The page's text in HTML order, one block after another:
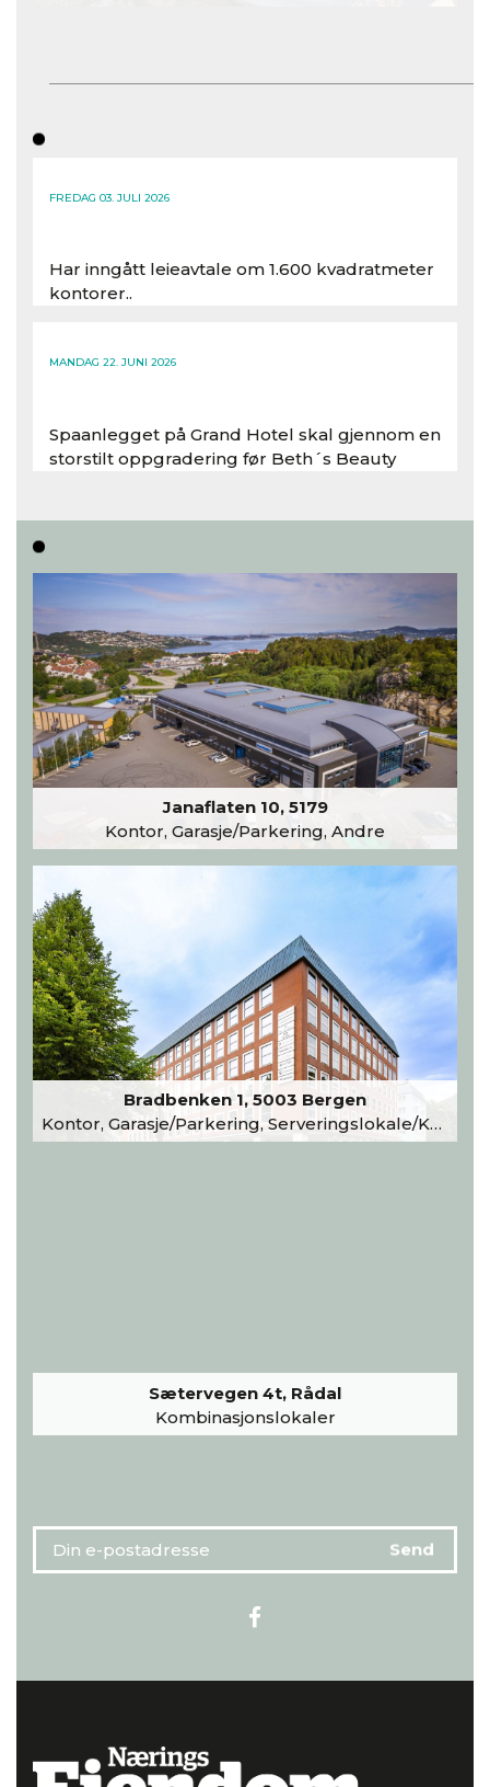
FREDAG 03. JULI 2026
Har inngått leieavtale om 1.600 kvadratmeter
kontorer..
MANDAG 22. JUNI 2026
Spaanlegget på Grand Hotel skal gjennom en
storstilt oppgradering før Beth´s Beauty
Les hele artikkelen
Janaflaten 10, 5179
Kontor, Garasje/Parkering, Andre
Bradbenken 1, 5003 Bergen
Kontor, Garasje/Parkering, Serveringslokale/Kantine, Undervisning/Arrangement
Sætervegen 4t, Rådal
Kombinasjonslokaler